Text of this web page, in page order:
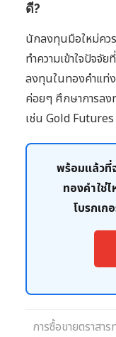
ดี?
นักลงทุนมือใหม่คว
ทำความเข้าใจปัจจั
ลงทุนในทองคำแท่
ค่อยๆ ศึกษาการลง
เช่น Gold
พร้อมแล้วที่
ทองคำใช่
โบรกเก
การซื้อขายตราสา